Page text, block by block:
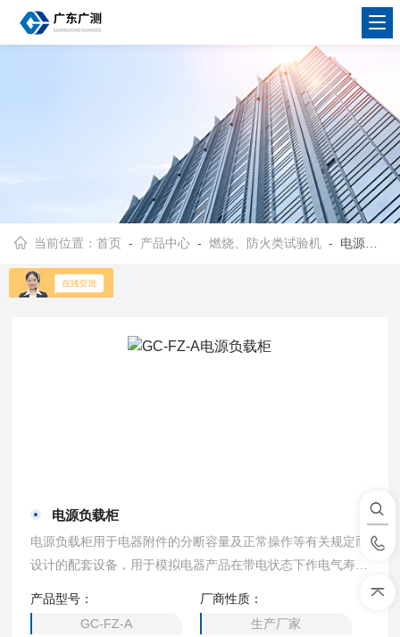
当前位置：首页 - 产品中心 -燃烧、防火类试验机 - 电源负载柜
电源负载柜
电源负载柜用于电器附件的分断容量及正常操作等有关规定而
设计的配套设备，用于模拟电器产品在带电状态下作电气寿
的负载电流及浪涌电流。
产品型号：
GC-FZ-A
厂商性质：
生产厂家